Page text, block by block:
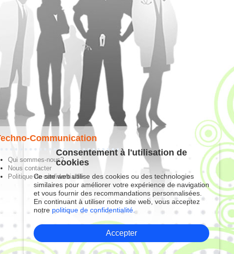
Communication
Qui sommes-nous?
Nous contacter
Politique de confidentialité
Consentement à l'utilisation de
cookies
Ce site web utilise des cookies ou des technologies
similaires pour améliorer votre expérience de navigation
et vous fournir des recommandations personnalisées.
En continuant à utiliser notre site web, vous acceptez
notre politique de confidentialité.
Accepter